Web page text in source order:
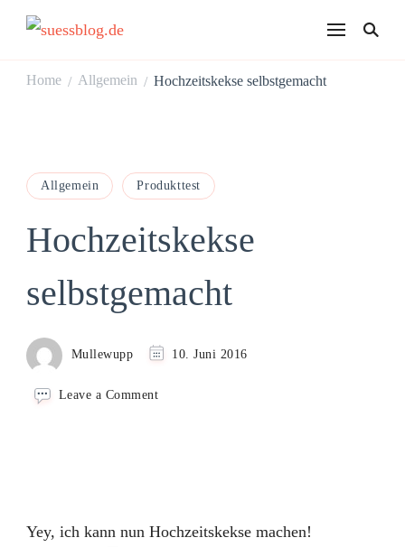
Home / Allgemein / Hochzeitskekse selbstgemacht
Allgemein Produkttest
Hochzeitskekse
selbstgemacht
Mullewupp 10. Juni 2016
Leave a Commenton
Yey, ich kann nun Hochzeitskekse machen!